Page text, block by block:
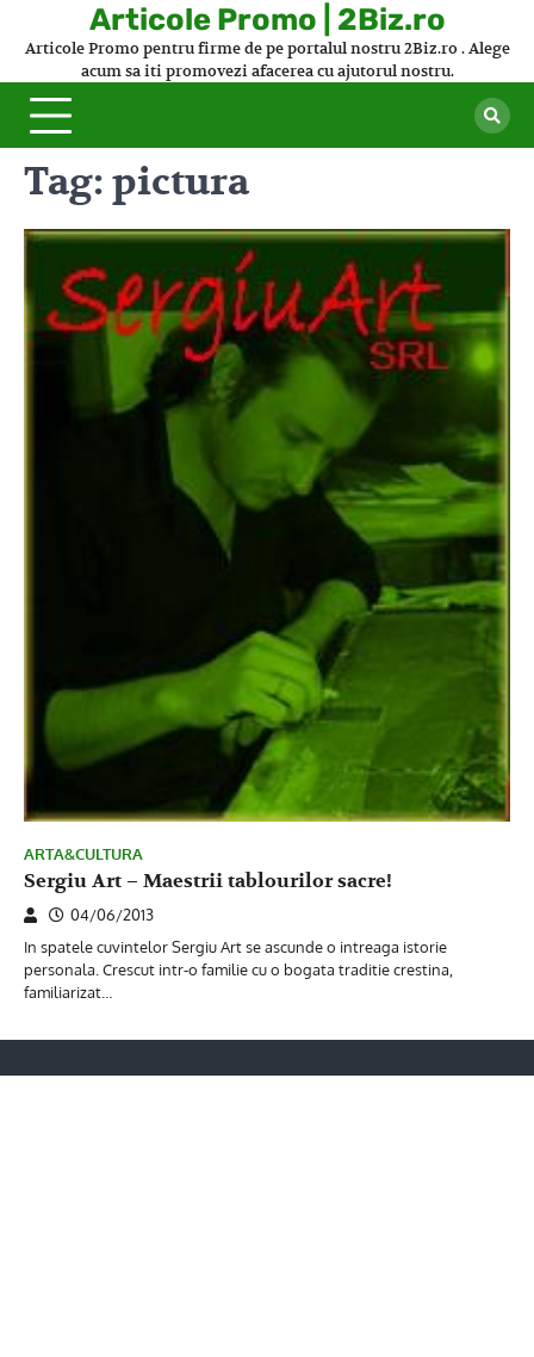
Articole Promo | 2Biz.ro
Articole Promo pentru firme de pe portalul nostru 2Biz.ro . Alege
acum sa iti promovezi afacerea cu ajutorul nostru.
Tag: pictura
ARTA&CULTURA
Sergiu Art – Maestrii tablourilor sacre!
04/06/2013
In spatele cuvintelor Sergiu Art se ascunde o intreaga istorie
personala. Crescut intr-o familie cu o bogata traditie crestina,
familiarizat…